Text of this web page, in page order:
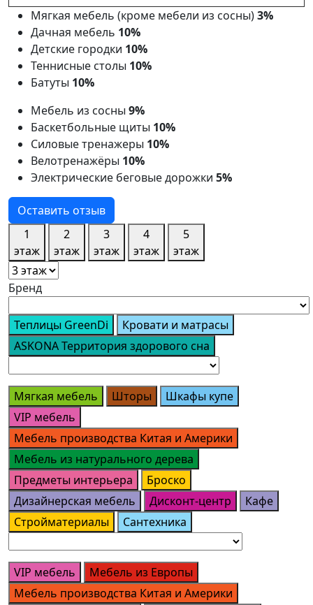
Мягкая мебель (кроме мебели из сосны)3%
Дачная мебель 10%
Детские городки 10%
Теннисные столы 10%
Батуты 10%
Мебель из сосны 9%
Баскетбольные щиты 10%
Силовые тренажеры 10%
Велотренажёры 10%
Электрические беговые дорожки 5%
Оставить отзыв
1
этаж
2
этаж
3
этаж
4
этаж
5
этаж
Бренд
Теплицы GreenDi
Кровати и матрасы
ASKONA Территория здорового сна
Мягкая мебель Шторы
Шкафы купе
VIP мебель
Мебель производства Китая и Америки
Мебель из натурального дерева
Предметы интерьера
Броско
Дизайнерская мебель
Дисконт-центр
Кафе
Стройматериалы
Сантехника
VIP мебель
Мебель из Европы
Мебель производства Китая и Америки